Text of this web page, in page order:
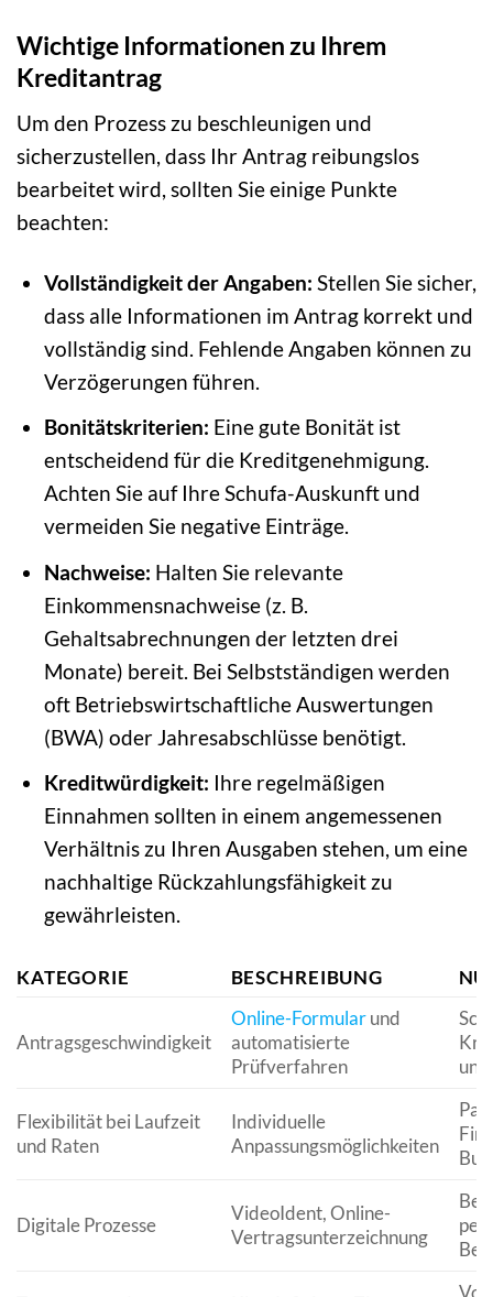
Wichtige Informationen zu Ihrem
Kreditantrag
Um den Prozess zu beschleunigen und
sicherzustellen, dass Ihr Antrag reibungslos
bearbeitet wird, sollten Sie einige Punkte
beachten:
Vollständigkeit der Angaben: Stellen Sie sicher,
dass alle Informationen im Antrag korrekt und
vollständig sind. Fehlende Angaben können zu
Verzögerungen führen.
Bonitätskriterien: Eine gute Bonität ist
entscheidend für die Kreditgenehmigung.
Achten Sie auf Ihre Schufa-Auskunft und
vermeiden Sie negative Einträge.
Nachweise: Halten Sie relevante
Einkommensnachweise (z. B.
Gehaltsabrechnungen der letzten drei
Monate) bereit. Bei Selbstständigen werden
oft Betriebswirtschaftliche Auswertungen
(BWA) oder Jahresabschlüsse benötigt.
Kreditwürdigkeit: Ihre regelmäßigen
Einnahmen sollten in einem angemessenen
Verhältnis zu Ihren Ausgaben stehen, um eine
nachhaltige Rückzahlungsfähigkeit zu
gewährleisten.
KATEGORIE BESCHREIBUNG
Antragsgeschwindigkeit
Online-Formularund
automatisierte
Prüfverfahren
Flexibilität bei Laufzeit
und Raten
Individuelle
Anpassungsmöglichkeiten
Digitale Prozesse
VideoIdent, Online-
Vertragsunterzeichnung